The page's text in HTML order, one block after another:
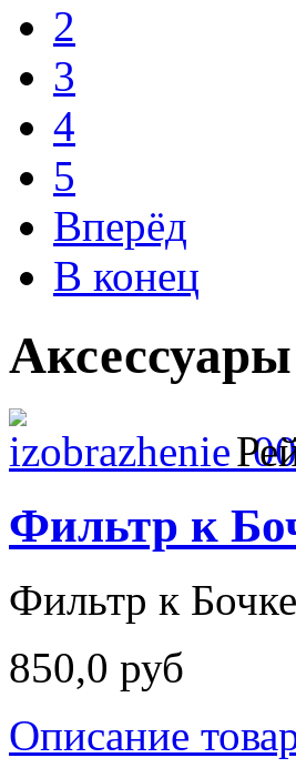
2
3
4
5
Вперёд
В конец
Аксессуары
Фильтр к
Фильтр к
850,0 руб
Описание